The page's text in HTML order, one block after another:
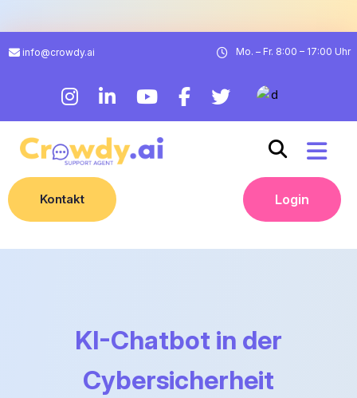
info@crowdy.ai Mo. – Fr. 8:00 – 17:00 Uhr
Kontakt Login
KI-Chatbot in der
Cybersicherheit